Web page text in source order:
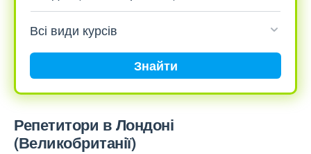
Знайти
Репетитори в Лондоні
(Великобританії)